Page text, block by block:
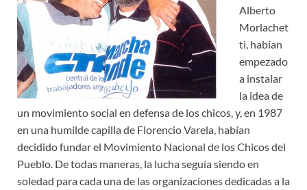
Alberto
Morlachet
ti, habían
empezado
a instalar
la idea de
un movimiento social en defensa de los chicos, y, en 1987
en una humilde capilla de Florencio Varela, habían
decidido fundar el Movimiento Nacional de los Chicos del
Pueblo. De todas maneras, la lucha seguía siendo en
soledad para cada una de las organizaciones dedicadas a la